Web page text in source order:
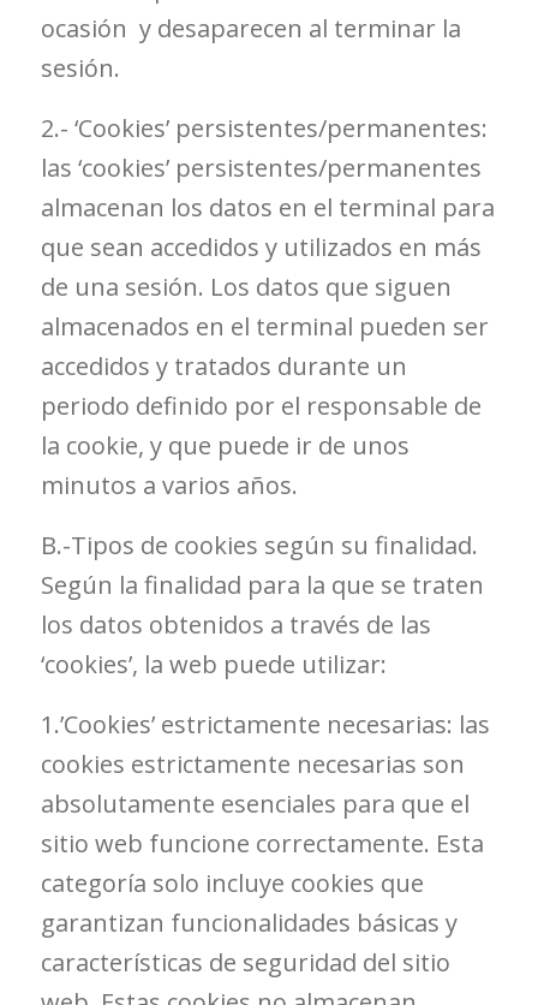
ocasión y desaparecen al terminar la
sesión.
2.- ‘Cookies’ persistentes/permanentes:
las ‘cookies’ persistentes/permanentes
almacenan los datos en el terminal para
que sean accedidos y utilizados en más
de una sesión. Los datos que siguen
almacenados en el terminal pueden ser
accedidos y tratados durante un
periodo definido por el responsable de
la cookie, y que puede ir de unos
minutos a varios años.
B.-Tipos de cookies según su finalidad.
Según la finalidad para la que se traten
los datos obtenidos a través de las
‘cookies’, la web puede utilizar:
1.’Cookies’ estrictamente necesarias: las
cookies estrictamente necesarias son
absolutamente esenciales para que el
sitio web funcione correctamente. Esta
categoría solo incluye cookies que
garantizan funcionalidades básicas y
características de seguridad del sitio